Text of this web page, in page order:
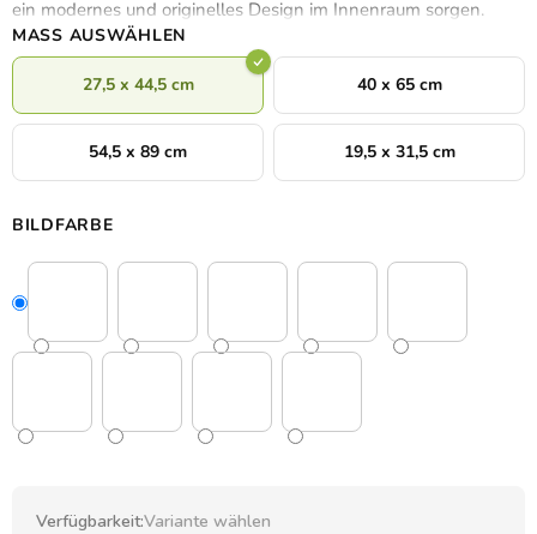
ein modernes und originelles Design im Innenraum sorgen.
MASS AUSWÄHLEN
27,5 x 44,5 cm 40 x 65 cm
54,5 x 89 cm 19,5 x 31,5 cm
BILDFARBE
Verfügbarkeit:Variante wählen